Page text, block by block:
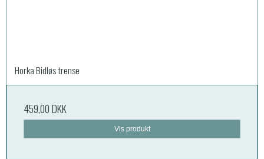
Horka Bidløs trense
459,00 DKK
Vis produkt